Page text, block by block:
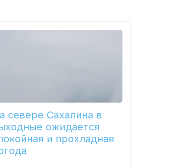
севере Сахалина в
ожидается
и прохладная